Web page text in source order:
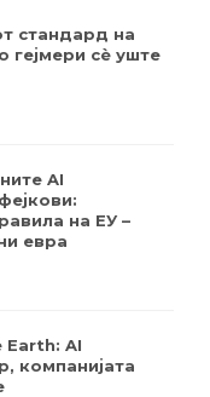
стандард на
гејмери ​​сè уште
AI
на ЕУ –
евра
Earth: AI
компанијата